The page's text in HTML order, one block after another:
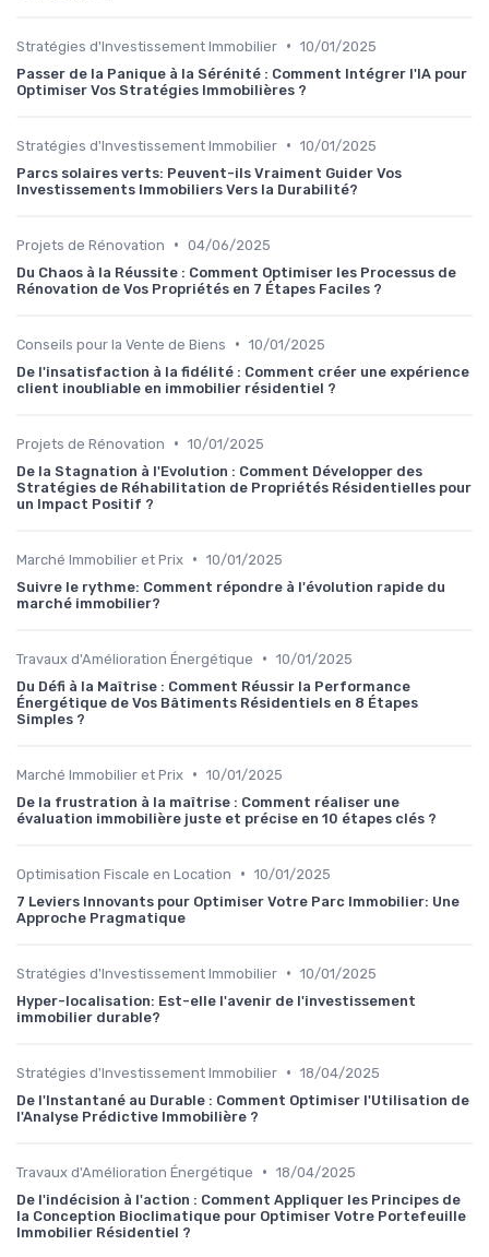
Stratégies d'Investissement Immobilier • 10/01/2025
Passer de la Panique à la Sérénité : Comment Intégrer l'IA pour
Optimiser Vos Stratégies Immobilières ?
Stratégies d'Investissement Immobilier • 10/01/2025
Parcs solaires verts: Peuvent-ils Vraiment Guider Vos
Investissements Immobiliers Vers la Durabilité?
Projets de Rénovation • 04/06/2025
Du Chaos à la Réussite : Comment Optimiser les Processus de
Rénovation de Vos Propriétés en 7 Étapes Faciles ?
Conseils pour la Vente de Biens • 10/01/2025
De l'insatisfaction à la fidélité : Comment créer une expérience
client inoubliable en immobilier résidentiel ?
Projets de Rénovation • 10/01/2025
De la Stagnation à l'Evolution : Comment Développer des
Stratégies de Réhabilitation de Propriétés Résidentielles pour
un Impact Positif ?
Marché Immobilier et Prix • 10/01/2025
Suivre le rythme: Comment répondre à l'évolution rapide du
marché immobilier?
Travaux d'Amélioration Énergétique • 10/01/2025
Du Défi à la Maîtrise : Comment Réussir la Performance
Énergétique de Vos Bâtiments Résidentiels en 8 Étapes
Simples ?
Marché Immobilier et Prix • 10/01/2025
De la frustration à la maîtrise : Comment réaliser une
évaluation immobilière juste et précise en 10 étapes clés ?
Optimisation Fiscale en Location • 10/01/2025
7 Leviers Innovants pour Optimiser Votre Parc Immobilier: Une
Approche Pragmatique
Stratégies d'Investissement Immobilier • 10/01/2025
Hyper-localisation: Est-elle l'avenir de l'investissement
immobilier durable?
Stratégies d'Investissement Immobilier • 18/04/2025
De l'Instantané au Durable : Comment Optimiser l'Utilisation de
l'Analyse Prédictive Immobilière ?
Travaux d'Amélioration Énergétique • 18/04/2025
De l'indécision à l'action : Comment Appliquer les Principes de
la Conception Bioclimatique pour Optimiser Votre Portefeuille
Immobilier Résidentiel ?